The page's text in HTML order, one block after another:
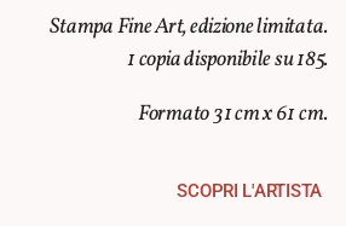
Stampa Fine Art, edizione limitata.
1 copia disponibile su 185.
Formato 31 cm x 61 cm.
SCOPRI L'ARTISTA